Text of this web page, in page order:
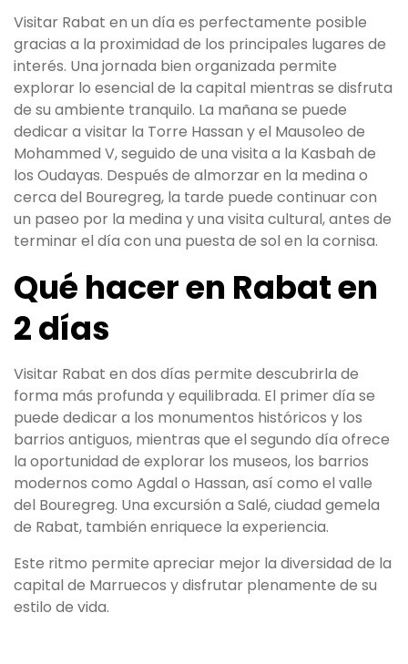
Visitar Rabat en un día es perfectamente posible
gracias a la proximidad de los principales lugares de
interés. Una jornada bien organizada permite
explorar lo esencial de la capital mientras se disfruta
de su ambiente tranquilo. La mañana se puede
dedicar a visitar la Torre Hassan y el Mausoleo de
Mohammed V, seguido de una visita a la Kasbah de
los Oudayas. Después de almorzar en la medina o
cerca del Bouregreg, la tarde puede continuar con
un paseo por la medina y una visita cultural, antes de
terminar el día con una puesta de sol en la cornisa.
Qué hacer en Rabat en
2 días
Visitar Rabat en dos días permite descubrirla de
forma más profunda y equilibrada. El primer día se
puede dedicar a los monumentos históricos y los
barrios antiguos, mientras que el segundo día ofrece
la oportunidad de explorar los museos, los barrios
modernos como Agdal o Hassan, así como el valle
del Bouregreg. Una excursión a Salé, ciudad gemela
de Rabat, también enriquece la experiencia.
Este ritmo permite apreciar mejor la diversidad de la
capital de Marruecos y disfrutar plenamente de su
estilo de vida.